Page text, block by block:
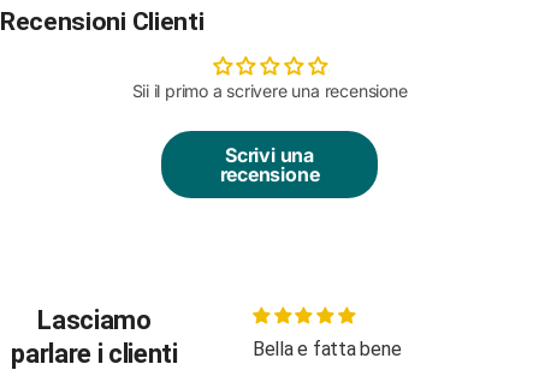
Recensioni Clienti
Sii il primo a scrivere una recensione
Scrivi una
recensione
Lasciamo
parlare i clienti
Bella e fatta bene
Body molto carino, buon